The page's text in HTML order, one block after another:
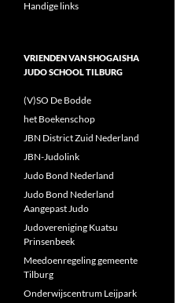
Handige links
VRIENDEN VAN SHOGAISHA
JUDO SCHOOL TILBURG
(V)SO De Bodde
het Boekenschop
JBN District Zuid Nederland
JBN-Judolink
Judo Bond Nederland
Judo Bond Nederland
Aangepast Judo
Judovereniging Kuatsu
Prinsenbeek
Meedoenregeling gemeente
Tilburg
Onderwijscentrum Leijpark